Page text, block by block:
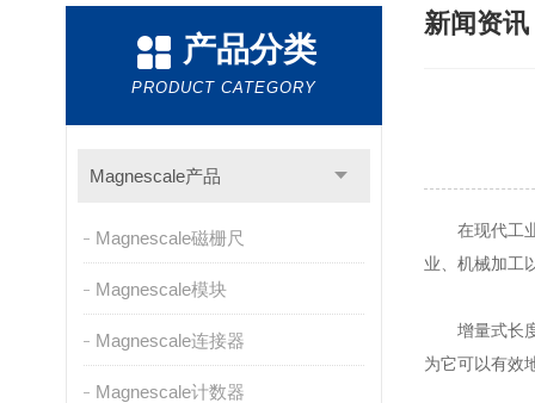
产品分类
PRODUCT CATEGORY
Magnescale产品
Magnescale磁栅尺
Magnescale模块
Magnescale连接器
Magnescale计数器
新闻资讯
在现代工业
业、机械加工
增量式长度
为它可以有效